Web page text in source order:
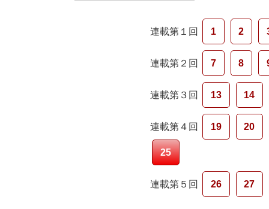
連載第１回 1 2
連載第２回 7 8
連載第３回 13 14
連載第４回 19 20
25
連載第５回 26 27